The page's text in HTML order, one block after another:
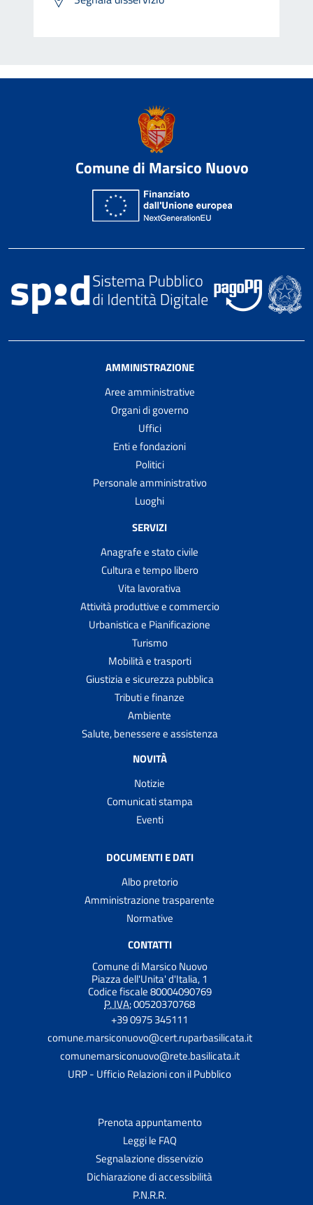
Comune di Marsico Nuovo
AMMINISTRAZIONE
Aree amministrative
Organi di governo
Uffici
Enti e fondazioni
Politici
Personale amministrativo
Luoghi
SERVIZI
Anagrafe e stato civile
Cultura e tempo libero
Vita lavorativa
Attività produttive e commercio
Urbanistica e Pianificazione
Turismo
Mobilità e trasporti
Giustizia e sicurezza pubblica
Tributi e finanze
Ambiente
Salute, benessere e assistenza
NOVITÀ
Notizie
Comunicati stampa
Eventi
DOCUMENTI E DATI
Albo pretorio
Amministrazione trasparente
Normative
CONTATTI
Comune di Marsico Nuovo
Piazza dell'Unita' d'Italia, 1
Codice fiscale 80004090769
P. IVA:00520370768
+39 0975 345111
comune.marsiconuovo@cert.ruparbasilicata.it
comunemarsiconuovo@rete.basilicata.it
URP - Ufficio Relazioni con il Pubblico
Prenota appuntamento
Leggi le FAQ
Segnalazione disservizio
Dichiarazione di accessibilità
P.N.R.R.